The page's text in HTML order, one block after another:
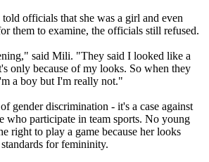
officials that she was a girl and even
them to examine, the officials still refused.
said Mili. "They said I looked like a
only because of my looks. So when they
a boy but I'm really not."
gender discrimination - it's a case against
who participate in team sports. No young
right to play a game because her looks
for femininity.